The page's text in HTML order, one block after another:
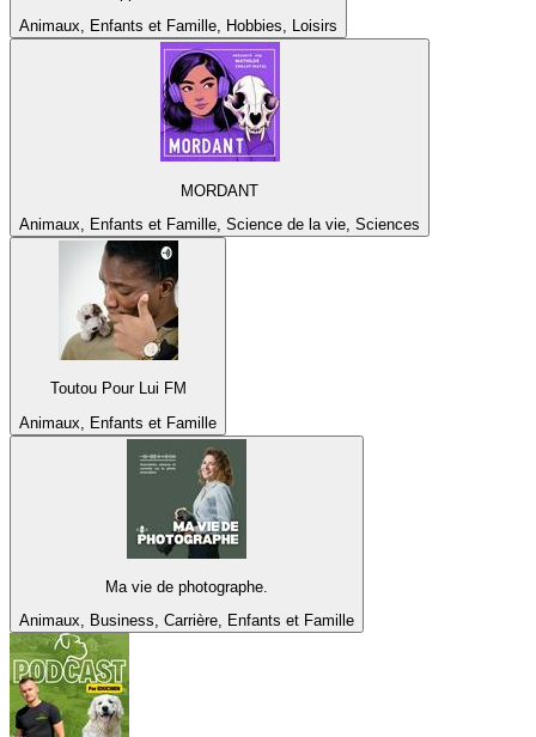
Animaux, Enfants et Famille, Hobbies, Loisirs
MORDANT
Animaux, Enfants et Famille, Science de la vie, Sciences
Toutou Pour Lui FM
Animaux, Enfants et Famille
Ma vie de photographe.
Animaux, Business, Carrière, Enfants et Famille